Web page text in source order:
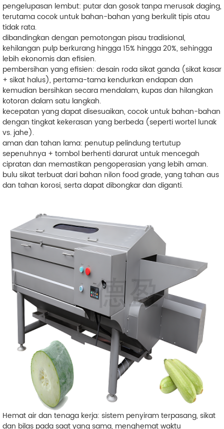
pengelupasan lembut: putar dan gosok tanpa merusak daging,
terutama cocok untuk bahan-bahan yang berkulit tipis atau
tidak rata.
dibandingkan dengan pemotongan pisau tradisional,
kehilangan pulp berkurang hingga 15% hingga 20%, sehingga
lebih ekonomis dan efisien.
pembersihan yang efisien: desain roda sikat ganda (sikat kasar
+ sikat halus), pertama-tama kendurkan endapan dan
kemudian bersihkan secara mendalam, kupas dan hilangkan
kotoran dalam satu langkah.
kecepatan yang dapat disesuaikan, cocok untuk bahan-bahan
dengan tingkat kekerasan yang berbeda (seperti wortel lunak
vs. jahe).
aman dan tahan lama: penutup pelindung tertutup
sepenuhnya + tombol berhenti darurat untuk mencegah
cipratan dan memastikan pengoperasian yang lebih aman.
bulu sikat terbuat dari bahan nilon food grade, yang tahan aus
dan tahan korosi, serta dapat dibongkar dan diganti.
Hemat air dan tenaga kerja: sistem penyiram terpasang, sikat
dan bilas pada saat yang sama, menghemat waktu